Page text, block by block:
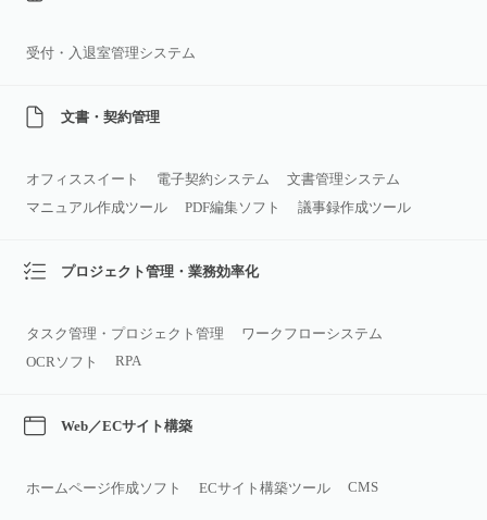
受付・入退室管理システム
文書・契約管理
オフィススイート 電子契約システム
文書管理システム
マニュアル作成ツール
PDF編集ソフト 議事録作成ツール
プロジェクト管理・業務効率化
タスク管理・プロジェクト管理
ワークフローシステム
OCRソフト
RPA
Web／ECサイト構築
ホームページ作成ソフト ECサイト構築ツール CMS